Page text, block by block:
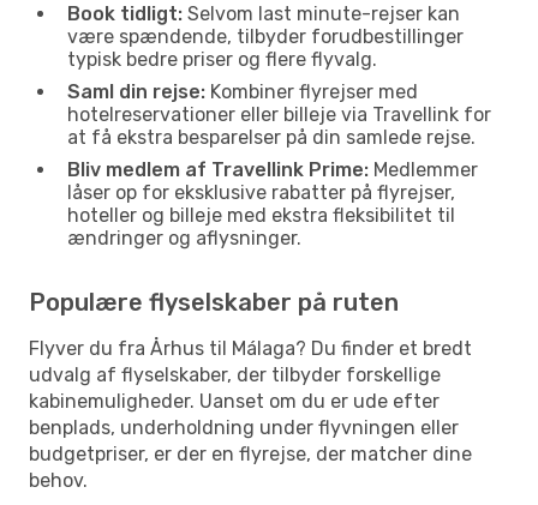
Book tidligt: Selvom last minute-rejser kan
være spændende, tilbyder forudbestillinger
typisk bedre priser og flere flyvalg.
Saml din rejse: Kombiner flyrejser med
hotelreservationer eller billeje via Travellink for
at få ekstra besparelser på din samlede rejse.
Bliv medlem af Travellink Prime: Medlemmer
låser op for eksklusive rabatter på flyrejser,
hoteller og billeje med ekstra fleksibilitet til
ændringer og aflysninger.
Populære flyselskaber på ruten
Flyver du fra Århus til Málaga? Du finder et bredt
udvalg af flyselskaber, der tilbyder forskellige
kabinemuligheder. Uanset om du er ude efter
benplads, underholdning under flyvningen eller
budgetpriser, er der en flyrejse, der matcher dine
behov.